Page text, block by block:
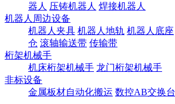
器人 压铸机器人 焊接机器人
机器人周边设备
机器人夹具 机器人地轨 机器人底座
仓 滚轴输送带 传输带
桁架机械手
机床桁架机械手 龙门桁架机械手
非标设备
金属板材自动化搬运 数控AB交换台